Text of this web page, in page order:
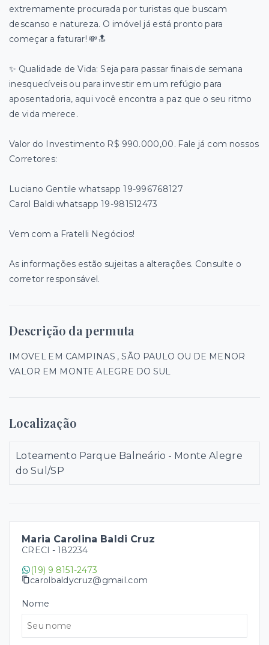
Maria Carolina Baldi Cruz
CRECI - 182234
(19) 9 8151-2473
carolbaldycruz@gmail.com
Nome
extremamente procurada por turistas que buscam
descanso e natureza. O imóvel já está pronto para
começar a faturar! 💸🔝
​✨ Qualidade de Vida: Seja para passar finais de semana
inesquecíveis ou para investir em um refúgio para
aposentadoria, aqui você encontra a paz que o seu ritmo
de vida merece.
Valor do Investimento R$ 990.000,00. Fale já com nossos
Corretores:
Luciano Gentile whatsapp 19-996768127
Carol Baldi whatsapp 19-981512473
Vem com a Fratelli Negócios!
As informações estão sujeitas a alterações. Consulte o
corretor responsável.
Descrição da permuta
IMOVEL EM CAMPINAS , SÃO PAULO OU DE MENOR
VALOR EM MONTE ALEGRE DO SUL
Localização
Loteamento Parque Balneário - Monte Alegre
do Sul/SP